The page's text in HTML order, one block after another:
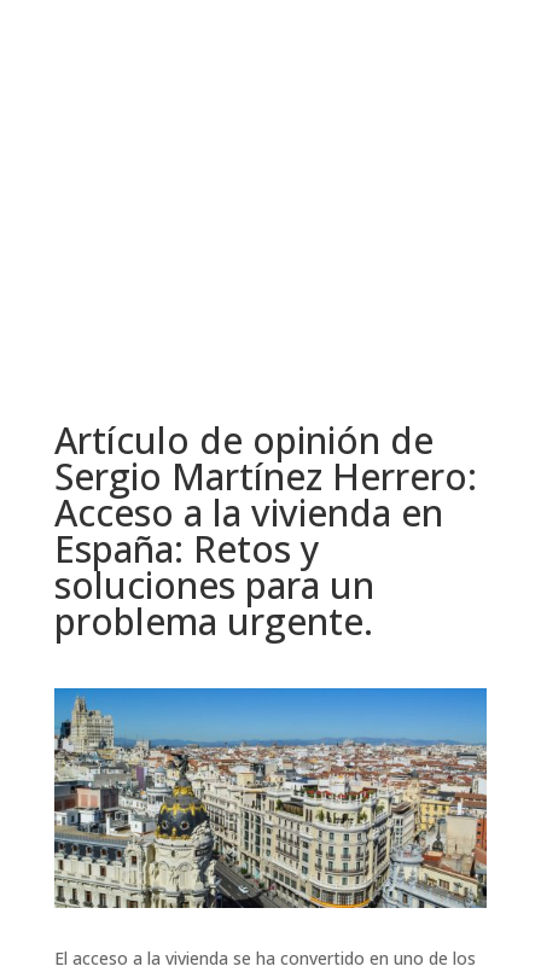
Artículo de opinión de
Sergio Martínez Herrero:
Acceso a la vivienda en
España: Retos y
soluciones para un
problema urgente.
El acceso a la vivienda se ha convertido en uno de los